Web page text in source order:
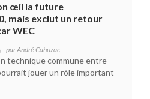
œil la future
mais exclut un retour
WEC
parAndré Cahuzac
technique commune entre
jouer un rôle important